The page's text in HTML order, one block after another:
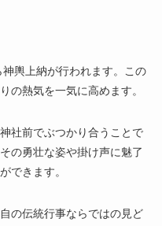
輿上納が行われます。この
の熱気を一気に高めます。
社前でぶつかり合うことで
の勇壮な姿や掛け声に魅了
できます。
の伝統行事ならではの見ど